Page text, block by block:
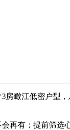
瞰江低密户型
有；提前筛选